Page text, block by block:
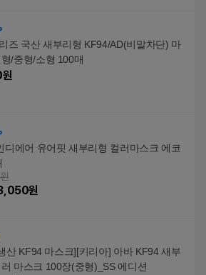
즈 국산 새부리형 KF94/AD(비말차단) 마
/중형/소형 100매
원
디에어 유어핏 새부리형 컬러마스크 에코
원
산 KF94 마스크][키리아] 아바 KF94 새부
마스크 100장(중형)_SS 에디션